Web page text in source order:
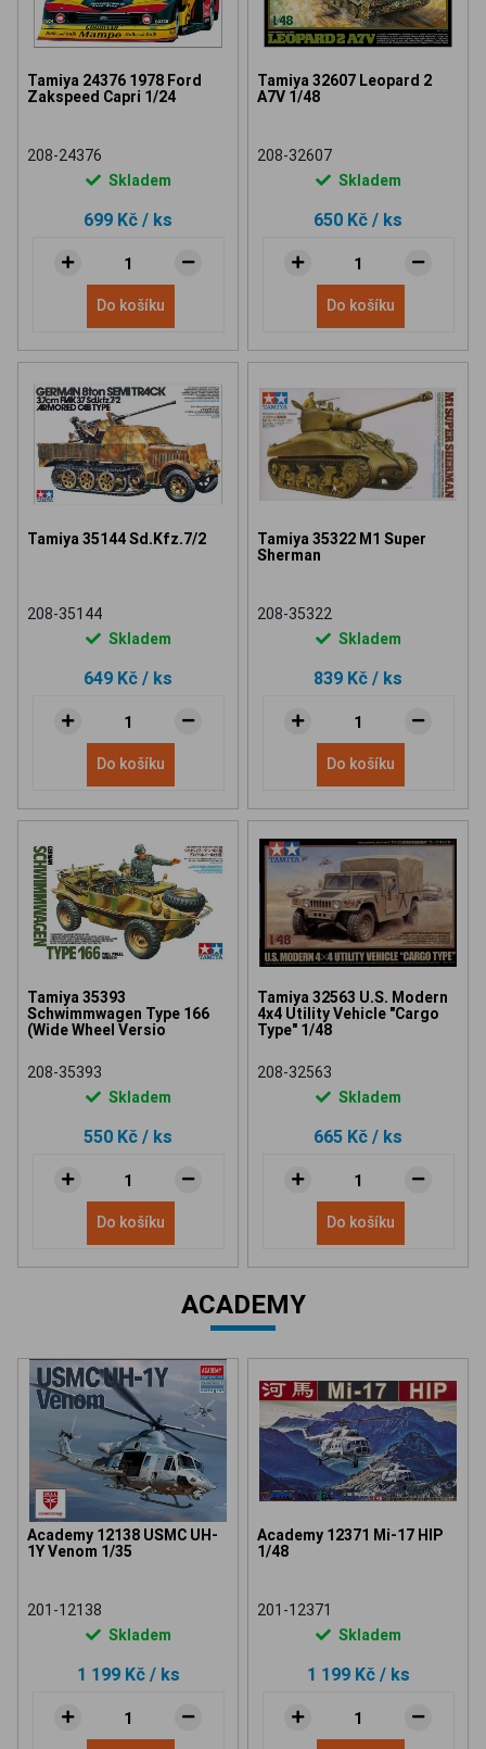
Tamiya 24376 1978 Ford
Zakspeed Capri 1/24
208-24376
Skladem
699 Kč / ks
Do košíku
Tamiya 32607 Leopard 2
A7V 1/48
208-32607
Skladem
650 Kč / ks
Do košíku
Tamiya 35144 Sd.Kfz.7/2
208-35144
Skladem
649 Kč / ks
Do košíku
Tamiya 35322 M1 Super
Sherman
208-35322
Skladem
839 Kč / ks
Do košíku
Tamiya 35393
Schwimmwagen Type 166
(Wide Wheel Versio
208-35393
Skladem
550 Kč / ks
Do košíku
Tamiya 32563 U.S. Modern
4x4 Utility Vehicle "Cargo
Type" 1/48
208-32563
Skladem
665 Kč / ks
Do košíku
ACADEMY
Academy 12138 USMC UH-
1Y Venom 1/35
201-12138
Skladem
1 199 Kč / ks
Academy 12371 Mi-17 HIP
1/48
201-12371
Skladem
1 199 Kč / ks